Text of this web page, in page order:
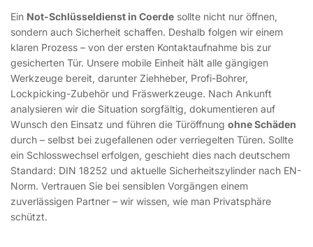
Ein Not-Schlüsseldienst in Coerde sollte nicht nur öffnen,
sondern auch Sicherheit schaffen. Deshalb folgen wir einem
klaren Prozess – von der ersten Kontaktaufnahme bis zur
gesicherten Tür. Unsere mobile Einheit hält alle gängigen
Werkzeuge bereit, darunter Ziehheber, Profi-Bohrer,
Lockpicking-Zubehör und Fräswerkzeuge. Nach Ankunft
analysieren wir die Situation sorgfältig, dokumentieren auf
Wunsch den Einsatz und führen die Türöffnung ohne Schäden
durch – selbst bei zugefallenen oder verriegelten Türen. Sollte
ein Schlosswechsel erfolgen, geschieht dies nach deutschem
Standard: DIN 18252 und aktuelle Sicherheitszylinder nach EN-
Norm. Vertrauen Sie bei sensiblen Vorgängen einem
zuverlässigen Partner – wir wissen, wie man Privatsphäre
schützt.